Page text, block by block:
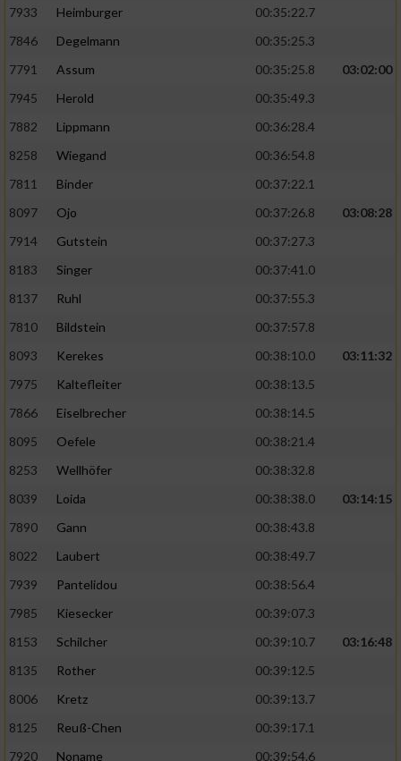
7933
Heimburger
00:35:22.7
7846
Degelmann
00:35:25.3
7791
Assum 00:35:25.8
03:02:00
7945
Herold
00:35:49.3
7882
Lippmann
00:36:28.4
8258
Wiegand
00:36:54.8
7811
Binder
00:37:22.1
8097
Ojo 00:37:26.8
03:08:28
7914
Gutstein
00:37:27.3
8183
Singer
00:37:41.0
8137
Ruhl
00:37:55.3
7810
Bildstein
00:37:57.8
8093
Kerekes 00:38:10.0
03:11:32
7975
Kaltefleiter
00:38:13.5
7866
Eiselbrecher
00:38:14.5
8095
Oefele
00:38:21.4
8253
Wellhöfer
00:38:32.8
8039
Loida 00:38:38.0
03:14:15
7890
Gann
00:38:43.8
8022
Laubert
00:38:49.7
7939
Pantelidou
00:38:56.4
7985
Kiesecker
00:39:07.3
8153
Schilcher 00:39:10.7
03:16:48
8135
Rother
00:39:12.5
8006
Kretz
00:39:13.7
8125
Reuß-Chen
00:39:17.1
7920
Noname 00:39:54.6